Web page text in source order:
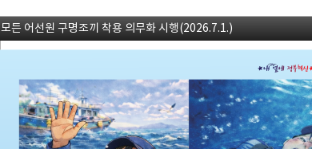
모든 어선원 구명조끼 착용 의무화 시행(2026.7.1.)
ENG
소개마당 서해어업조정위원회